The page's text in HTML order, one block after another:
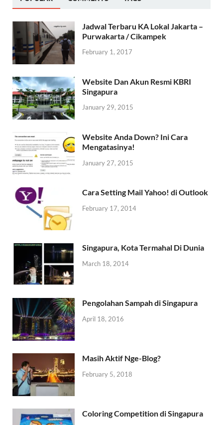
Jadwal Terbaru KA Lokal Jakarta –
Purwakarta / Cikampek
February 1, 2017
Website Dan Akun Resmi KBRI
Singapura
January 29, 2015
Website Anda Down? Ini Cara
Mengatasinya!
January 27, 2015
Cara Setting Mail Yahoo! di Outlook
February 17, 2014
Singapura, Kota Termahal Di Dunia
March 18, 2014
Pengolahan Sampah di Singapura
April 18, 2016
Masih Aktif Nge-Blog?
February 5, 2018
Coloring Competition di Singapura